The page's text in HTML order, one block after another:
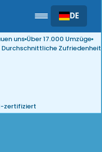
DE
uns Über 17.000 Umzüge
Zufriedenheit
zertifiziert